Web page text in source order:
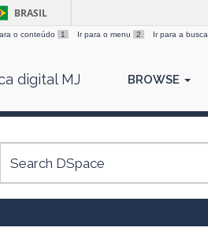
BRASIL
o conteúdo 1 Ir para o menu 2 Ir para a busca
digital MJ BROWSE